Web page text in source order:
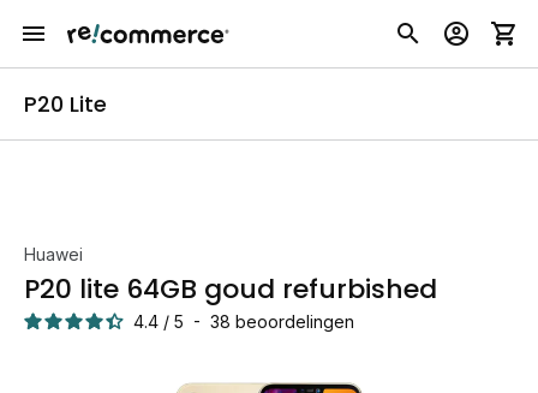
P20 Lite
Huawei
P20 lite 64GB goud refurbished
4.4 / 5 - 38 beoordelingen